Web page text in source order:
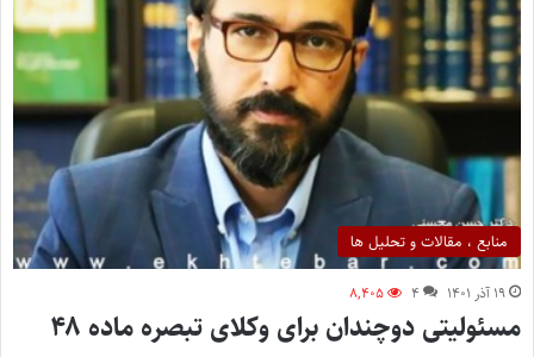
منابع ، مقالات و تحلیل ها
۱۹ آذر ۱۴۰۱ ۴ ۸,۴۰۵
مسئولیتی دوچندان برای وکلای تبصره ماده ۴۸